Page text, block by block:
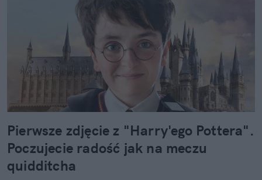
Pierwsze zdjęcie z "Harry'ego Pottera".
Poczujecie radość jak na meczu
quidditcha